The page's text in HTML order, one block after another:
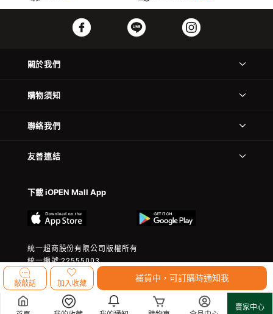
賣家中心
敲敲話 加入收藏
補貨中，可訂購時通知我
關於我們
購物須知
聯絡我們
友善連結
下載 iOPEN Mall App
統一超商股份有限公司版權所有
統一編號:22555003
© 2023 President Chain Store Corp. All rights reserved.